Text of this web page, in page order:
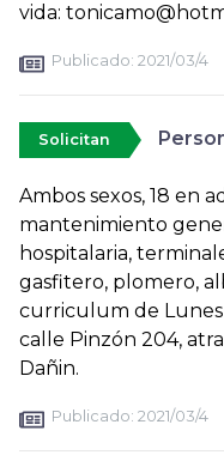
vida:
Publicado: 2021/03/4
Solicitan
Ambos sexos, 18 en
mantenimiento
hospitalaria,
gasfitero, plomero,
curriculum de Lunes
calle Pinzón 204,
Dañin.
Publicado: 2021/03/4